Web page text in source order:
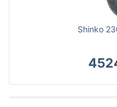
Shinko